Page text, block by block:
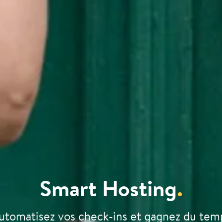
Smart Hosting.
vos check-ins et gagnez du